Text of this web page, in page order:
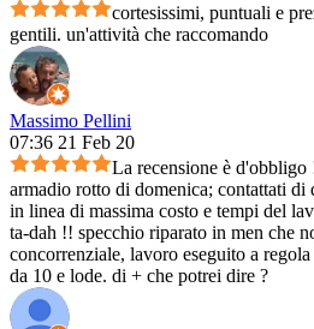
cortesissimi, puntuali e
gentili. un'attività che raccomando
Massimo Pellini
07:36 21 Feb 20
La recensione è
armadio rotto di domenica; contattati
in linea di massima costo e tempi del
ta-dah !! specchio riparato in men che
concorrenziale, lavoro eseguito a
da 10 e lode. di + che potrei dire ?